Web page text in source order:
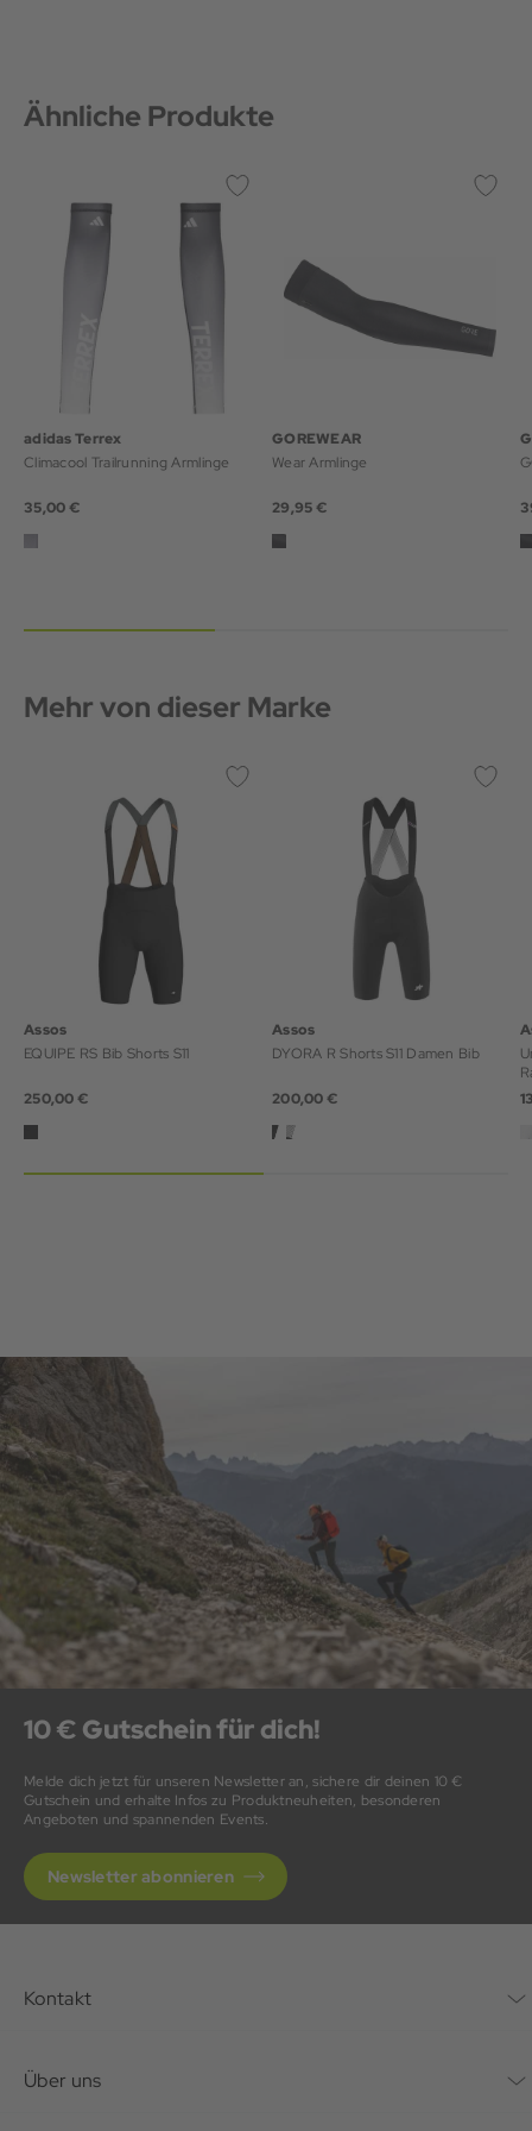
Ähnliche Produkte
adidas Terrex
Climacool Trailrunning Armlinge
35,00 €
GOREWEAR
Wear Armlinge
29,95 €
Mehr von dieser Marke
Assos
EQUIPE RS Bib Shorts S11
250,00 €
Assos
DYORA R Shorts S11 Damen Bib
200,00 €
10 € Gutschein für dich!
Melde dich jetzt für unseren Newsletter an, sichere dir deinen 10 €
Gutschein und erhalte Infos zu Produktneuheiten, besonderen
Angeboten und spannenden Events.
Newsletter abonnieren
Kontakt
Über uns